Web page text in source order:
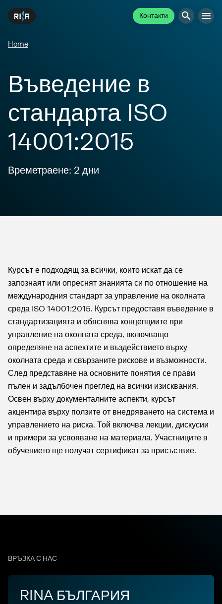
Контакти
Home
Въведение в
стандарта ISO
14001:2015
Времетраене: 2 дни
Курсът е подходящ за всички, които искат да се
запознаят или опреснят знанията си по отношение на
международния стандарт за управление на околната
среда ISO 14001:2015. Курсът предоставя въведение в
стандартизацията и обяснява концепциите при
управление на околната среда, включващо
определяне на аспектите и въздействието върху
околната среда и свързаните рискове и възможности.
След представяне на основните понятия се прави
пълен и задълбочен преглед на всички изисквания.
Освен върху документалните аспекти, курсът
акцентира върху ползите от внедряването на система и
управлението на риска. Той включва лекции, дискусии
и примери за усвояване на материала. Участниците в
обучението ще получат сертификат за присъствие.
ВРЪЗКА С НАС
RINA БЪЛГАРИЯ